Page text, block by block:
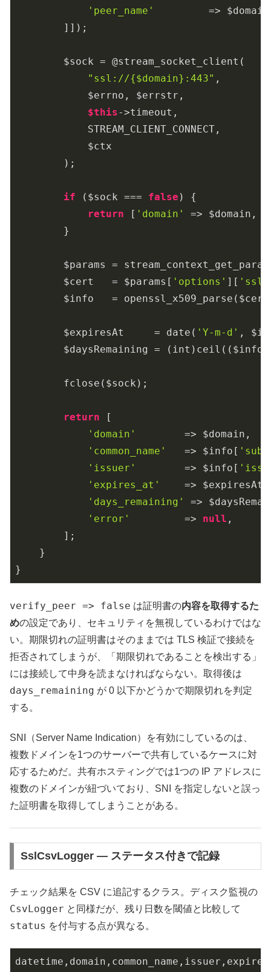
'peer_name'
=>
        ]]);
        $sock = @stream_socket_client(
"ssl://{$domain}:443" ,
            $errno, $errstr,
$this->timeout,
            STREAM_CLIENT_CONNECT,
            $ctx
        );
if ($sock === false ) {
return [ 'domain' => $domain,
        }
$params =
        $cert   = $params[
'options' ][ 'ssl'
$info   =
        $expiresAt     = date(
'Y-m-d' ,
        $daysRemaining = (int)ceil(($info[
        fclose($sock);
return [
'domain'
        => $domain,
'common_name'
   => $info[
'issuer'
        => $info[
'expires_at'
    => $expiresAt,
'days_remaining'
=>
'error'
         =>
null ,
        ];
    }
}
verify_peer => false は証明書の内容を取得するた
めの設定であり、セキュリティを無視しているわけではな
い。期限切れの証明書はそのままでは TLS 検証で接続を
拒否されてしまうが、「期限切れであることを検出する」
には接続して中身を読まなければならない。取得後は
days_remaining が 0 以下かどうかで期限切れを判定
する。
SNI（Server Name Indication）を有効にしているのは、
複数ドメインを1つのサーバーで共有しているケースに対
応するためだ。共有ホスティングでは1つの IP アドレスに
複数のドメインが紐づいており、SNI を指定しないと誤っ
た証明書を取得してしまうことがある。
SslCsvLogger — ステータス付きで記録
チェック結果を CSV に追記するクラス。ディスク監視の
CsvLogger と同様だが、残り日数を閾値と比較して
status を付与する点が異なる。